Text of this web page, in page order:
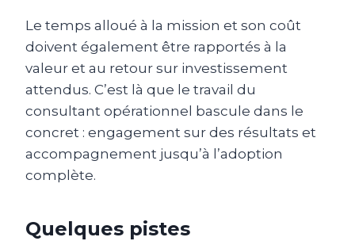
Le temps alloué à la mission et son coût
doivent également être rapportés à la
valeur et au retour sur investissement
attendus. C’est là que le travail du
consultant opérationnel bascule dans le
concret : engagement sur des résultats et
accompagnement jusqu’à l’adoption
complète.
Quelques pistes